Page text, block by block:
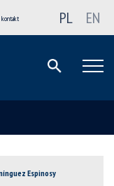
kontakt PL EN
Espinosy